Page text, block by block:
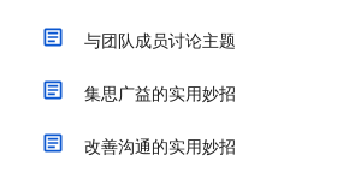
与团队成员讨论主题
集思广益的实用妙招
改善沟通的实用妙招